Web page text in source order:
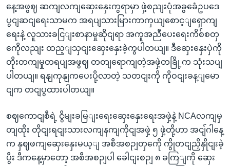
နေ့အဖွဈ ဆကျလကျဆှေးနှေးကွရာမှာ ဖှဲ့စညျးပုံအခွခေံဥပဒေ
ပွငျဆငျရေးသာမက အရပျသားမြားကာကှယျစောင့ျရှောကျ
ရေးနဲ့ လူသားခငြျးစာနာမှုဆိုငျရာ အကူအညီပေးရေးကိစ်စတှ
ကေိုလညျး ထည့ျသှငျးဆှေးနှေးခဲ့ကွပါတယျ။ ဒီဆှေးနှေးပှဲကို
တိုးတကျမှုတရပျအဖွဈ တတျရောကျတဲ့အဖှဲ့တခြို့က သုံးသပျ
ပါတယျ။ ရနျကုနျကပေးပို့လာတဲ့ သတငျးကို ကိုဝငျးခန့ျမော
ငျက တငျပွထားပါတယျ။
စဈကောငျစီရဲ့ ငွိမျးခမြျးရေးဆှေးနှေးရေးအဖှဲ့နဲ့ NCAလကျမှ
တျထိုး တိုငျးရငျးသားလကျနကျကိုငျအဖှဲ့ ၅ ဖှဲ့တို့ဟာ အငျ်ဂါနေ့
က နှဈဖကျဆှေးနှေးမယ့ျ အစီအစဉျတှကေို ကွိုတငျညှိနှိုငျးခဲ့
ပွီး ဒီကနေ့မှာတော့ အစီအစဉျပါ ခေါငျးစဉျ ၈ ခကြျကို ဆှေး